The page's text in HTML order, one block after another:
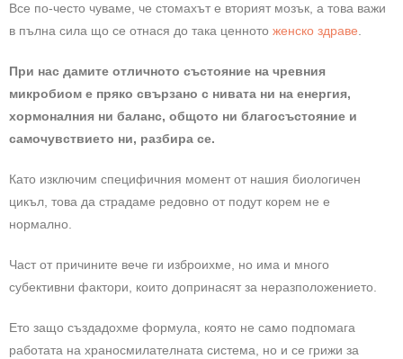
Все по-често чуваме, че стомахът е вторият мозък, а това важи
в пълна сила що се отнася до така ценното женско здраве
При нас дамите отличното състояние на чревния
микробиом е пряко свързано с нивата ни на енергия,
хормоналния ни баланс, общото ни благосъстояние и
самочувствието ни, разбира се.
Като изключим специфичния момент от нашия биологичен
цикъл, това да страдаме редовно от подут корем не е
нормално.
Част от причините вече ги изброихме, но има и много
субективни фактори, които допринасят за неразположението.
Ето защо създадохме формула, която не само подпомага
работата на храносмилателната система, но и се грижи за